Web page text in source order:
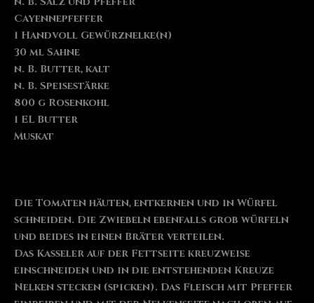
Cayennepfeffer
1 Handvoll Gewürznelke(n)
30 ml Sahne
n. B. Butter, kalt
n. B. Speisestärke
800 g Rosenkohl
1 EL Butter
Muskat
Die Tomaten häuten, entkernen und in Würfel
schneiden. Die Zwiebeln ebenfalls grob würfeln
und beides in einen Bräter verteilen.
Das Kasseler auf der Fettseite kreuzweise
einschneiden und in die entstehenden Kreuze
Nelken stecken (spicken). Das Fleisch mit Pfeffer